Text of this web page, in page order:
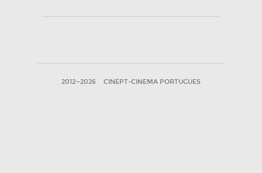
2012—2026 CINEPT-CINEMA PORTUGUES